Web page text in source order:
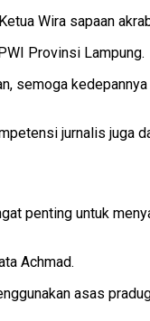
Wira sapaan
Provinsi Lampung.
semoga
jurnalis juga
penting untuk
Achmad.
asas